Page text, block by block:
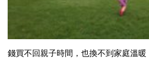
錢買不回親子時間，也換不到家庭溫暖